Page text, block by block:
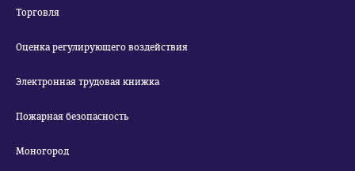
Торговля
Оценка регулирующего воздействия
Электронная трудовая книжка
Пожарная безопасность
Моногород